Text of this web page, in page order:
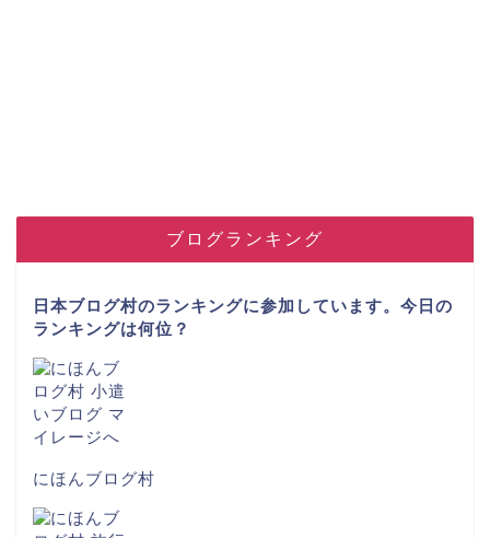
ブログランキング
日本ブログ村のランキングに参加しています。今日の
ランキングは何位？
にほんブログ村